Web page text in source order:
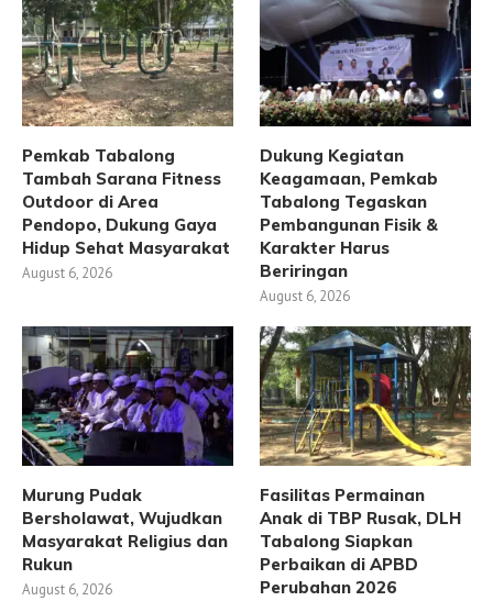
Pemkab Tabalong
Tambah Sarana Fitness
Outdoor di Area
Pendopo, Dukung Gaya
Hidup Sehat Masyarakat
August 6, 2026
Dukung Kegiatan
Keagamaan, Pemkab
Tabalong Tegaskan
Pembangunan Fisik &
Karakter Harus
Beriringan
August 6, 2026
Murung Pudak
Bersholawat, Wujudkan
Masyarakat Religius dan
Rukun
August 6, 2026
Fasilitas Permainan
Anak di TBP Rusak, DLH
Tabalong Siapkan
Perbaikan di APBD
Perubahan 2026